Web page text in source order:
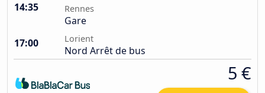
14:35 Rennes
Gare
17:00
Lorient
Nord Arrêt de bus
5 €